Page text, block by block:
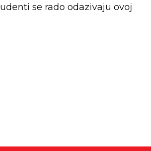
se rado odazivaju ovoj